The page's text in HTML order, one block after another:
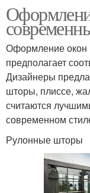
Оформление окон
предполагает
Дизайнеры
шторы, плиссе,
считаются
современном
Рулонные шторы